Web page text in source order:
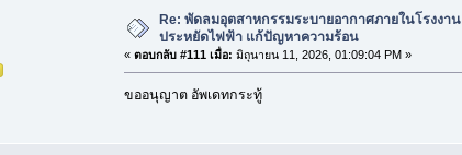
Re: พัดลมอุตสาหกรรมระบายอากาศภายในโรงงาน
ประหยัดไฟฟ้า แก้ปัญหาความร้อน
« ตอบกลับ #111 เมื่อ: มิถุนายน 11, 2026, 01:09:04 PM »
ขออนุญาต อัพเดทกระทู้